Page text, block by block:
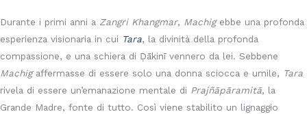
Durante i primi anni a Zangri Khangmar, Machigebbe una profonda
esperienza visionaria in cui Tara, la divinità della profonda
compassione, e una schiera di Ḍākinī vennero da lei. Sebbene
Machigaffermasse di essere solo una donna sciocca e umile, Tara
rivela di essere un’emanazione mentale di Prajñāpāramitā, la
Grande Madre, fonte di tutto. Così viene stabilito un lignaggio